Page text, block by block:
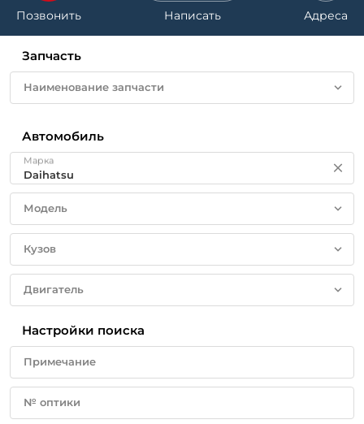
Позвонить Написать Адреса
Запчасть
Наименование запчасти
Автомобиль
Марка
Модель
Кузов
Двигатель
Настройки поиска
Примечание
№ оптики